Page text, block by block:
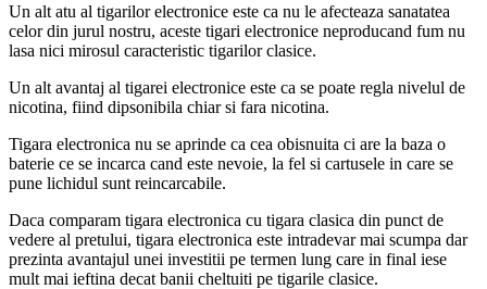
Un alt atu al tigarilor electronice este ca nu le afecteaza sanatatea
celor din jurul nostru, aceste tigari electronice neproducand fum nu
lasa nici mirosul caracteristic tigarilor clasice.
Un alt avantaj al tigarei electronice este ca se poate regla nivelul de
nicotina, fiind dipsonibila chiar si fara nicotina.
Tigara electronica nu se aprinde ca cea obisnuita ci are la baza o
baterie ce se incarca cand este nevoie, la fel si cartusele in care se
pune lichidul sunt reincarcabile.
Daca comparam tigara electronica cu tigara clasica din punct de
vedere al pretului, tigara electronica este intradevar mai scumpa dar
prezinta avantajul unei investitii pe termen lung care in final iese
mult mai ieftina decat banii cheltuiti pe tigarile clasice.